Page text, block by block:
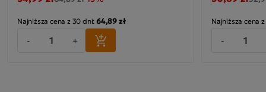
Najniższa cena z 30 dni:64,89 zł
- +
Najniższa cena
-